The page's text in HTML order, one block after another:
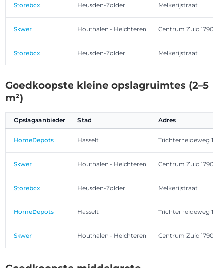
Storebox Heusden-Zolder Melkerijstraat
Skwer Houthalen - Helchteren Centrum Zuid 1790
Storebox Heusden-Zolder Melkerijstraat
Goedkoopste kleine opslagruimtes (2–5
m²)
Opslagaanbieder Stad Adres
HomeDepots Hasselt Trichterheideweg 11
Skwer Houthalen - Helchteren Centrum Zuid 1790
Storebox Heusden-Zolder Melkerijstraat
HomeDepots Hasselt Trichterheideweg 11
Skwer Houthalen - Helchteren Centrum Zuid 1790